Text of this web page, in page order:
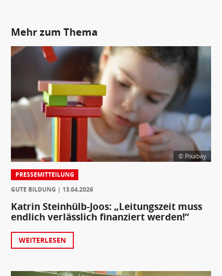
Mehr zum Thema
© Pixabay
PRESSEMITTEILUNG
GUTE BILDUNG
13.04.2026
Katrin Steinhülb-Joos: „Leitungszeit muss
endlich verlässlich finanziert werden!“
WEITERLESEN